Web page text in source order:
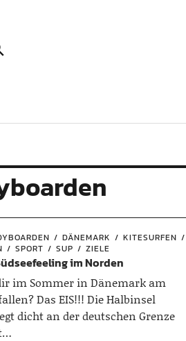
DÄNEMARK
KITESURFEN
SPORT SUP ZIELE
im Norden
im Sommer in Dänemark am
Das EIS!!! Die Halbinsel
dicht an der deutschen Grenze